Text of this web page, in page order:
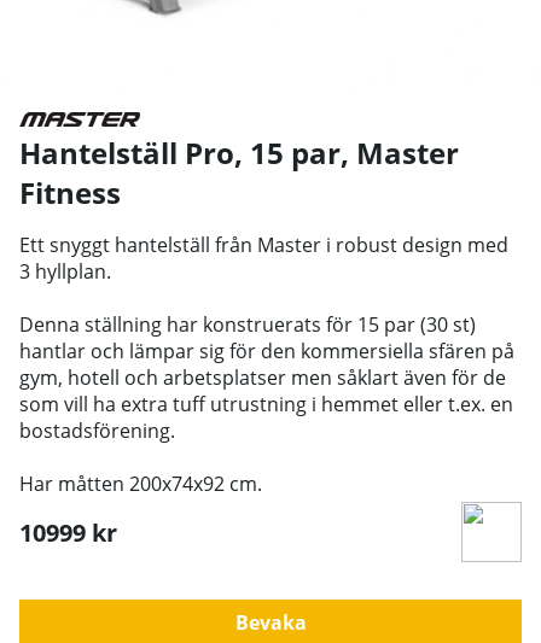
Hantelställ Pro, 15 par, Master
Fitness
Ett snyggt hantelställ från Master i robust design med
3 hyllplan.
Denna ställning har konstruerats för 15 par (30 st)
hantlar och lämpar sig för den kommersiella sfären på
gym, hotell och arbetsplatser men såklart även för de
som vill ha extra tuff utrustning i hemmet eller t.ex. en
bostadsförening.
Har måtten 200x74x92 cm.
10999 kr
Bevaka